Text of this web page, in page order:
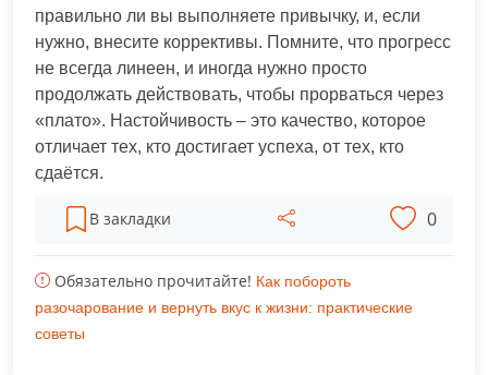
правильно ли вы выполняете привычку, и, если
нужно, внесите коррективы. Помните, что прогресс
не всегда линеен, и иногда нужно просто
продолжать действовать, чтобы прорваться через
«плато». Настойчивость – это качество, которое
отличает тех, кто достигает успеха, от тех, кто
сдаётся.
В закладки 0
Обязательно прочитайте! Как побороть
разочарование и вернуть вкус к жизни: практические
советы